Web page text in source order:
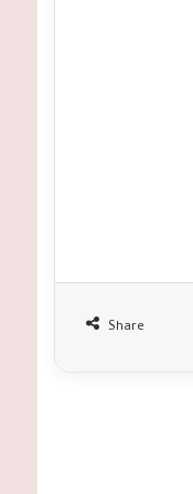
Share